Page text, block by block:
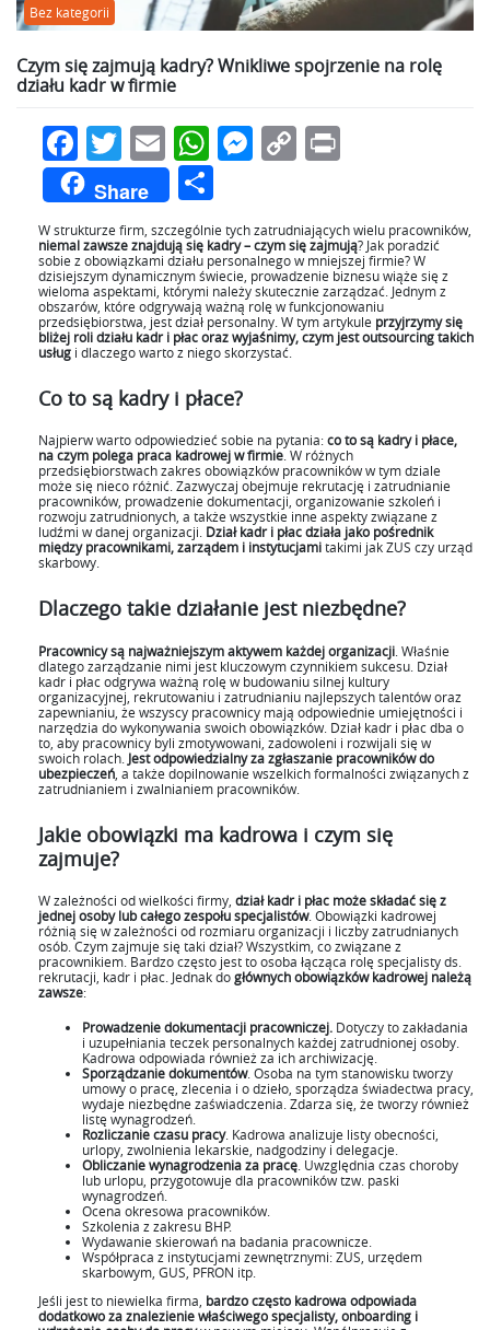
Bez kategorii
Czym się zajmują kadry? Wnikliwe spojrzenie na rolę
działu kadr w firmie
Facebook
Twitter
EmailWhatsApp
Messenger
Copy
Share
się
W strukturze firm, szczególnie tych zatrudniających wielu pracowników,
niemal zawsze znajdują się kadry – czym się zajmują? Jak poradzić
sobie z obowiązkami działu personalnego w mniejszej firmie? W
dzisiejszym dynamicznym świecie, prowadzenie biznesu wiąże się z
wieloma aspektami, którymi należy skutecznie zarządzać. Jednym z
obszarów, które odgrywają ważną rolę w funkcjonowaniu
przedsiębiorstwa, jest dział personalny. W tym artykule przyjrzymy się
bliżej roli działu kadr i płac oraz wyjaśnimy, czym jest outsourcing takich
usług i dlaczego warto z niego skorzystać.
Co to są kadry i płace?
Najpierw warto odpowiedzieć sobie na pytania:co to są kadry i płace,
na czym polega praca kadrowej w firmie. W różnych
przedsiębiorstwach zakres obowiązków pracowników w tym dziale
może się nieco różnić. Zazwyczaj obejmuje rekrutację i zatrudnianie
pracowników, prowadzenie dokumentacji, organizowanie szkoleń i
rozwoju zatrudnionych, a także wszystkie inne aspekty związane z
ludźmi w danej organizacji. Dział kadr i płac działa jako pośrednik
między pracownikami, zarządem i instytucjamitakimi jak ZUS czy urząd
skarbowy.
Dlaczego takie działanie jest niezbędne?
Pracownicy są najważniejszym aktywem każdej organizacji . Właśnie
dlatego zarządzanie nimi jest kluczowym czynnikiem sukcesu. Dział
kadr i płac odgrywa ważną rolę w budowaniu silnej kultury
organizacyjnej, rekrutowaniu i zatrudnianiu najlepszych talentów oraz
zapewnianiu, że wszyscy pracownicy mają odpowiednie umiejętności i
narzędzia do wykonywania swoich obowiązków. Dział kadr i płac dba o
to, aby pracownicy byli zmotywowani, zadowoleni i rozwijali się w
swoich rolach. Jest odpowiedzialny za zgłaszanie pracowników do
ubezpieczeń , a także dopilnowanie wszelkich formalności związanych z
zatrudnianiem i zwalnianiem pracowników.
Jakie obowiązki ma kadrowa i czym się
zajmuje?
W zależności od wielkości firmy, dział kadr i płac może składać się z
jednej osoby lub całego zespołu specjalistów. Obowiązki kadrowej
różnią się w zależności od rozmiaru organizacji i liczby zatrudnianych
osób. Czym zajmuje się taki dział? Wszystkim, co związane z
pracownikiem. Bardzo często jest to osoba łącząca rolę specjalisty ds.
rekrutacji, kadr i płac. Jednak dogłównych obowiązków kadrowej należą
zawsze:
Prowadzenie dokumentacji pracowniczej. Dotyczy to zakładania
i uzupełniania teczek personalnych każdej zatrudnionej osoby.
Kadrowa odpowiada również za ich archiwizację.
Sporządzanie dokumentów. Osoba na tym stanowisku tworzy
umowy o pracę, zlecenia i o dzieło, sporządza świadectwa pracy,
wydaje niezbędne zaświadczenia. Zdarza się, że tworzy również
listę wynagrodzeń.
Rozliczanie czasu pracy. Kadrowa analizuje listy obecności,
urlopy, zwolnienia lekarskie, nadgodziny i delegacje.
Obliczanie wynagrodzenia za pracę . Uwzględnia czas choroby
lub urlopu, przygotowuje dla pracowników tzw. paski
wynagrodzeń.
Ocena okresowa pracowników.
Szkolenia z zakresu BHP.
Wydawanie skierowań na badania pracownicze.
Współpraca z instytucjami zewnętrznymi: ZUS, urzędem
skarbowym, GUS, PFRON itp.
Jeśli jest to niewielka firma, bardzo często kadrowa odpowiada
dodatkowo za znalezienie właściwego specjalisty, onboarding i